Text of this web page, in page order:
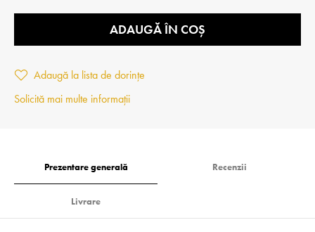
ADAUGĂ ÎN COȘ
Adaugă la lista de dorințe
Solicită mai multe informații
Prezentare generală Recenzii
Livrare